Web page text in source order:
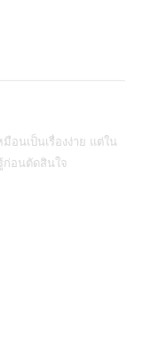
มือนเป็นเรื่องง่าย แต่ใน
ก่อนตัดสินใจ